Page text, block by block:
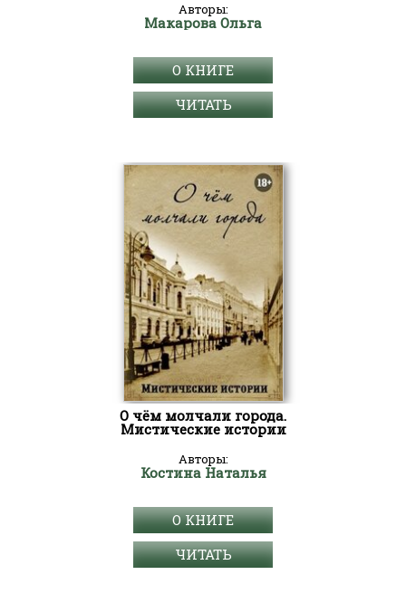
Авторы:
Макарова Ольга
О КНИГЕ
ЧИТАТЬ
О чём молчали города.
Мистические истории
Авторы:
Костина Наталья
О КНИГЕ
ЧИТАТЬ